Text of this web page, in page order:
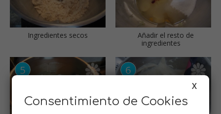
Ingredientes secos
Añadir el resto de
ingredientes
X
Consentimiento de Cookies